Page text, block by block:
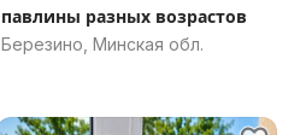
павлины разных возрастов
Березино, Минская обл.